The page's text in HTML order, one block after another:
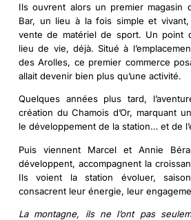
Ils ouvrent alors un premier
Bar, un lieu à la fois simple et vivant,
vente de matériel de sport. Un point
lieu de vie, déjà. Situé à
des Arolles, ce premier commerce
allait devenir bien plus qu’une activité.
Quelques années plus tard,
création duChamois d’Or, marquant
le développement de la station… et de
Puis viennent Marcel et Annie
développent, accompagnent la
Ils voient la station évoluer,
consacrent leur énergie, leur
La montagne, ils ne l’ont pas